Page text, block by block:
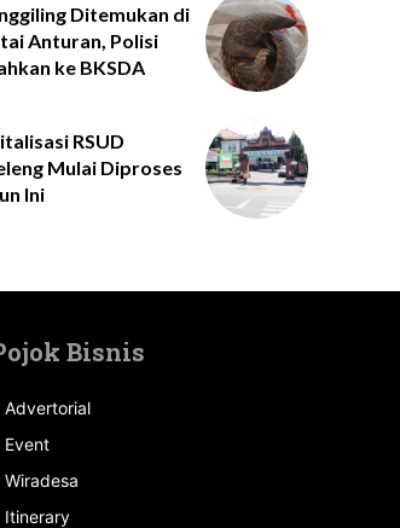
Ditemukan di
Anturan, Polisi
ke BKSDA
RSUD
Mulai Diproses
Ini
Bisnis
Advertorial
Event
Wiradesa
Itinerary